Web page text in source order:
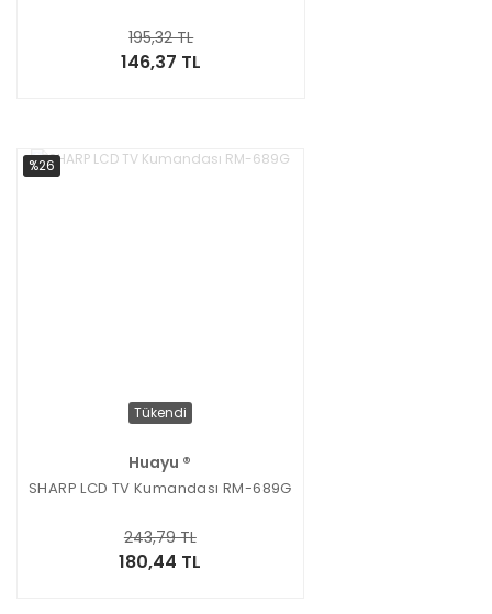
146,37 TL
195,32 TL
%26
Tükendi
Huayu ®
SHARP LCD TV Kumandası RM-689G
180,44 TL
243,79 TL